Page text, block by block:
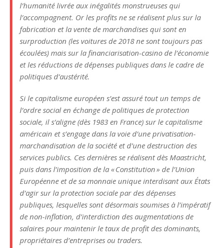
l’humanité livrée aux inégalités monstrueuses qui
l’accompagnent. Or les profits ne se réalisent plus sur la
fabrication et la vente de marchandises qui sont en
surproduction (les voitures de 2018 ne sont toujours pas
écoulées) mais sur la financiarisation-casino de l’économie
et les réductions de dépenses publiques dans le cadre de
politiques d’austérité.
Si le capitalisme européen s’est assuré tout un temps de
l’ordre social en échange de politiques de protection
sociale, il s’aligne (dès 1983 en France) sur le capitalisme
américain et s’engage dans la voie d’une privatisation-
marchandisation de la société et d’une destruction des
services publics. Ces dernières se réalisent dès Maastricht,
puis dans l’imposition de la «Constitution» de l’Union
Européenne et de sa monnaie unique interdisant aux États
d’agir sur la protection sociale par des dépenses
publiques, lesquelles sont désormais soumises à l’impératif
de non-inflation, d’interdiction des augmentations de
salaires pour maintenir le taux de profit des dominants,
propriétaires d’entreprises ou traders.